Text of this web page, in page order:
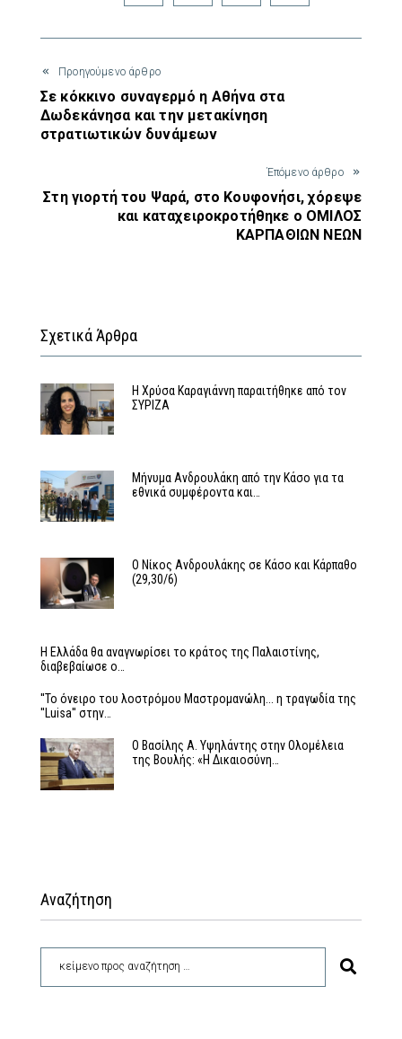
Προηγούμενο άρθρο
Σε κόκκινο συναγερμό η Αθήνα στα
Δωδεκάνησα και την μετακίνηση
στρατιωτικών δυνάμεων
Έπόμενο άρθρο
Στη γιορτή του Ψαρά, στο Κουφονήσι, χόρεψε
και καταχειροκροτήθηκε ο ΟΜΙΛΟΣ
ΚΑΡΠΑΘΙΩΝ ΝΕΩΝ
Σχετικά Άρθρα
Η Χρύσα Καραγιάννη παραιτήθηκε από τον
ΣΥΡΙΖΑ
Μήνυμα Ανδρουλάκη από την Κάσο για τα
εθνικά συμφέροντα και…
Ο Νίκος Ανδρουλάκης σε Κάσο και Κάρπαθο
(29,30/6)
Η Ελλάδα θα αναγνωρίσει το κράτος της Παλαιστίνης,
διαβεβαίωσε ο…
''Το όνειρο του λοστρόμου Μαστρομανώλη... η τραγωδία της
''Luisa'' στην…
Ο Βασίλης Α. Υψηλάντης στην Ολομέλεια
της Βουλής: «Η Δικαιοσύνη…
Αναζήτηση